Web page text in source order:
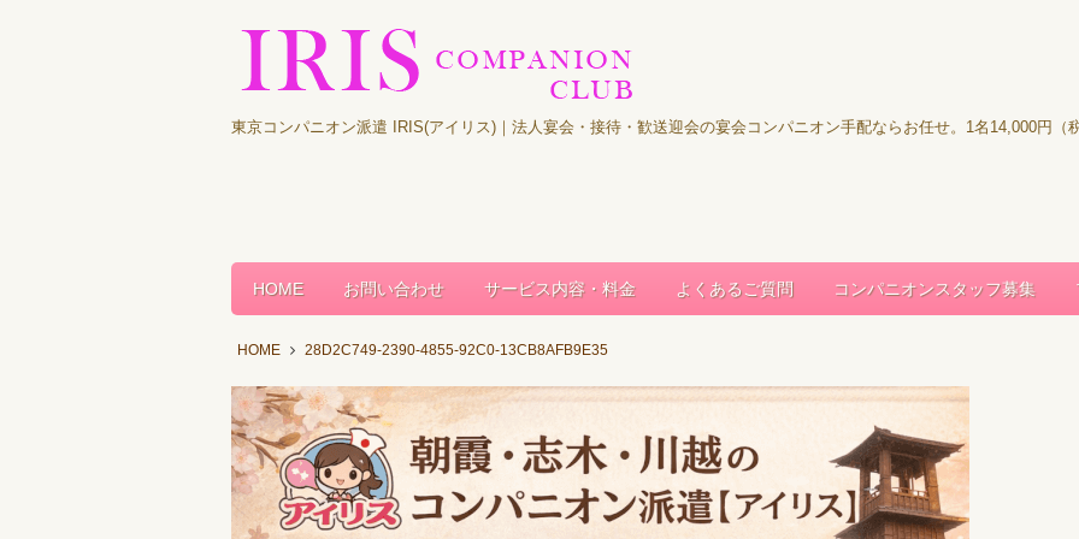
東京コンパニオン派遣 IRIS(アイリス)｜法人宴会・接待・歓送迎会の宴会コンパニオン手配ならお任せ。1名14,000円（
HOME お問い合わせ サービス内容・料金 よくあるご質問 コンパニオンスタッフ募集
HOME 28D2C749-2390-4855-92C0-13CB8AFB9E35